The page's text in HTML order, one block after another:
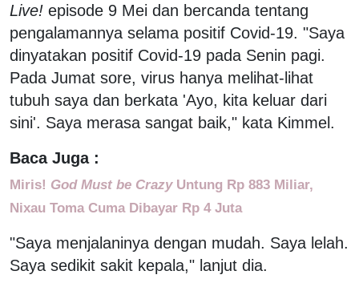
Live! episode 9 Mei dan bercanda tentang
pengalamannya selama positif Covid-19. "Saya
dinyatakan positif Covid-19 pada Senin pagi.
Pada Jumat sore, virus hanya melihat-lihat
tubuh saya dan berkata 'Ayo, kita keluar dari
sini'. Saya merasa sangat baik," kata Kimmel.
Baca Juga :
Miris! God Must be CrazyUntung Rp 883 Miliar,
Nixau Toma Cuma Dibayar Rp 4 Juta
"Saya menjalaninya dengan mudah. Saya lelah.
Saya sedikit sakit kepala," lanjut dia.